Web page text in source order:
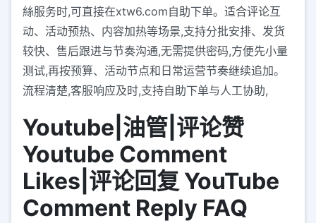
絲服务时,可直接在xtw6.com自助下单。适合评论互
动、活动预热、内容加热等场景,支持分批安排、发货
较快、售后跟进与节奏沟通,无需提供密码,方便先小量
测试,再按预算、活动节点和日常运营节奏继续追加。
流程清楚,客服响应及时,支持自助下单与人工协助,
Youtube|油管|评论赞
Youtube Comment
Likes|评论回复 YouTube
Comment Reply FAQ